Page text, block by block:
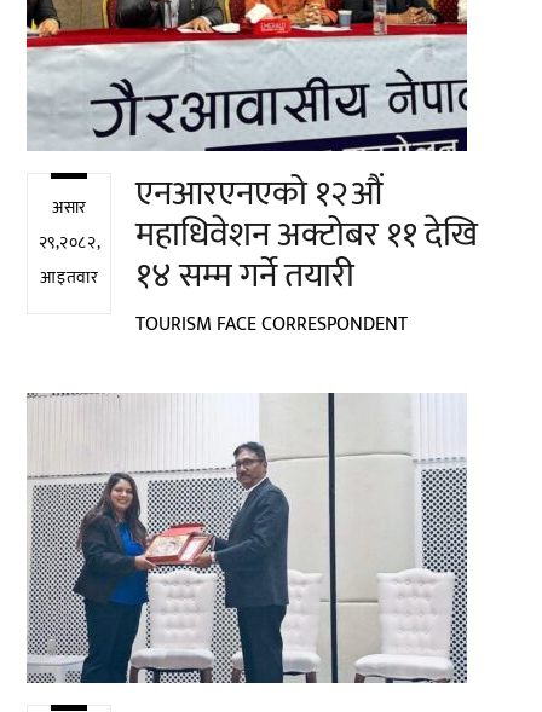
असार
२९,२०८२,
आइतवार
एनआरएनएको १२औं
महाधिवेशन अक्टोबर ११ देखि
१४ सम्म गर्ने तयारी
TOURISM FACE CORRESPONDENT